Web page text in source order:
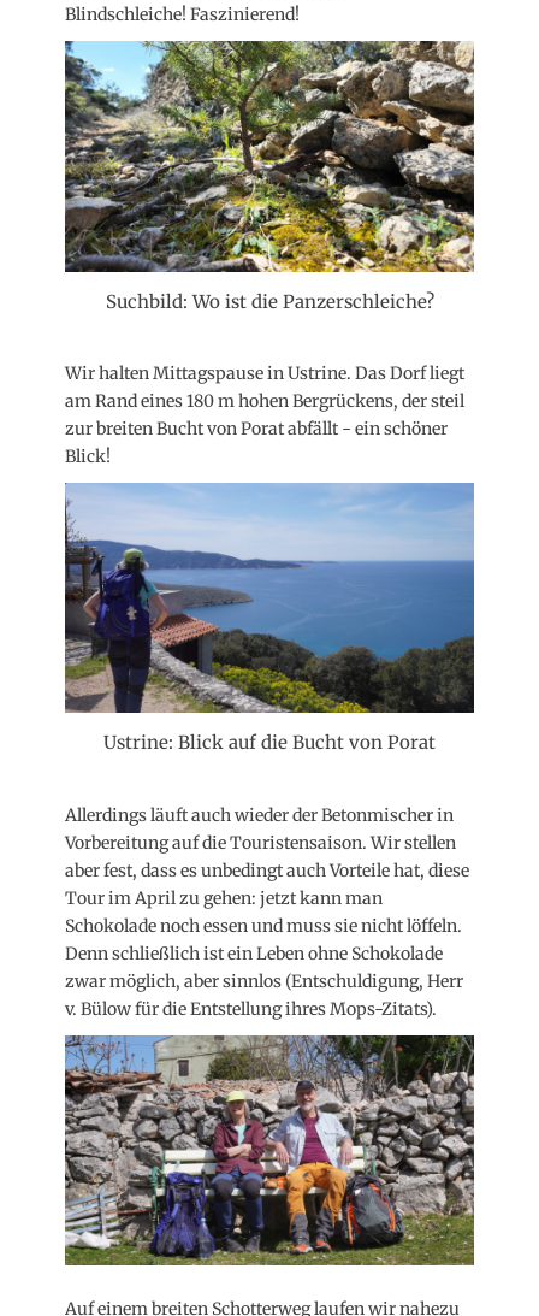
Blindschleiche! Faszinierend!
Suchbild: Wo ist die Panzerschleiche?
Wir halten Mittagspause in Ustrine. Das Dorf liegt
am Rand eines 180 m hohen Bergrückens, der steil
zur breiten Bucht von Porat abfällt - ein schöner
Blick!
Ustrine: Blick auf die Bucht von Porat
Allerdings läuft auch wieder der Betonmischer in
Vorbereitung auf die Touristensaison. Wir stellen
aber fest, dass es unbedingt auch Vorteile hat, diese
Tour im April zu gehen: jetzt kann man
Schokolade noch essen und muss sie nicht löffeln.
Denn schließlich ist ein Leben ohne Schokolade
zwar möglich, aber sinnlos (Entschuldigung, Herr
v. Bülow für die Entstellung ihres Mops-Zitats).
Auf einem breiten Schotterweg laufen wir nahezu